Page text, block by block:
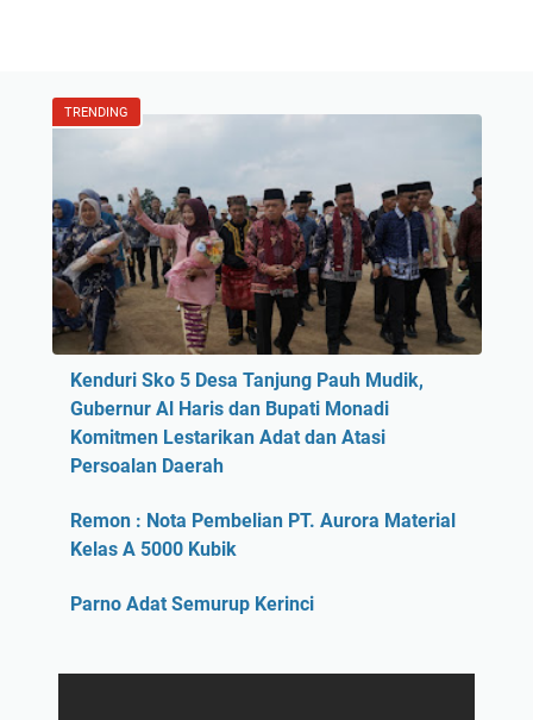
TRENDING
Kenduri Sko 5 Desa Tanjung Pauh Mudik,
Gubernur Al Haris dan Bupati Monadi
Komitmen Lestarikan Adat dan Atasi
Persoalan Daerah
Remon : Nota Pembelian PT. Aurora Material
Kelas A 5000 Kubik
Parno Adat Semurup Kerinci